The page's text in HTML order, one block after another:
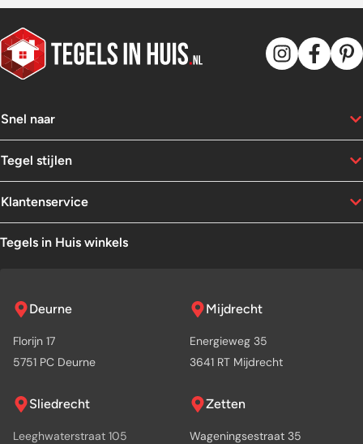
Snel naar
Tegel stijlen
Klantenservice
Tegels in Huis winkels
Deurne
Florijn 17
5751 PC Deurne
Mijdrecht
Energieweg 35
3641 RT Mijdrecht
Sliedrecht
Leeghwaterstraat 105
Zetten
Wageningsestraat 35